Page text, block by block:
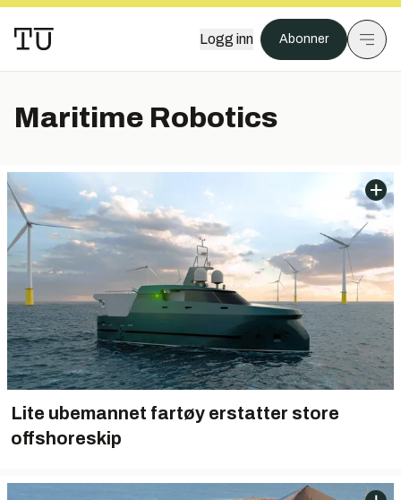
Logg inn Abonner
Maritime Robotics
Lite ubemannet fartøy erstatter store
offshoreskip